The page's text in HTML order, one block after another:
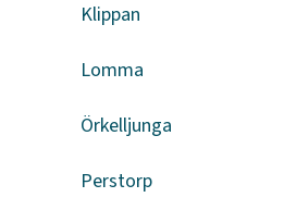
Klippan
Lomma
Örkelljunga
Perstorp